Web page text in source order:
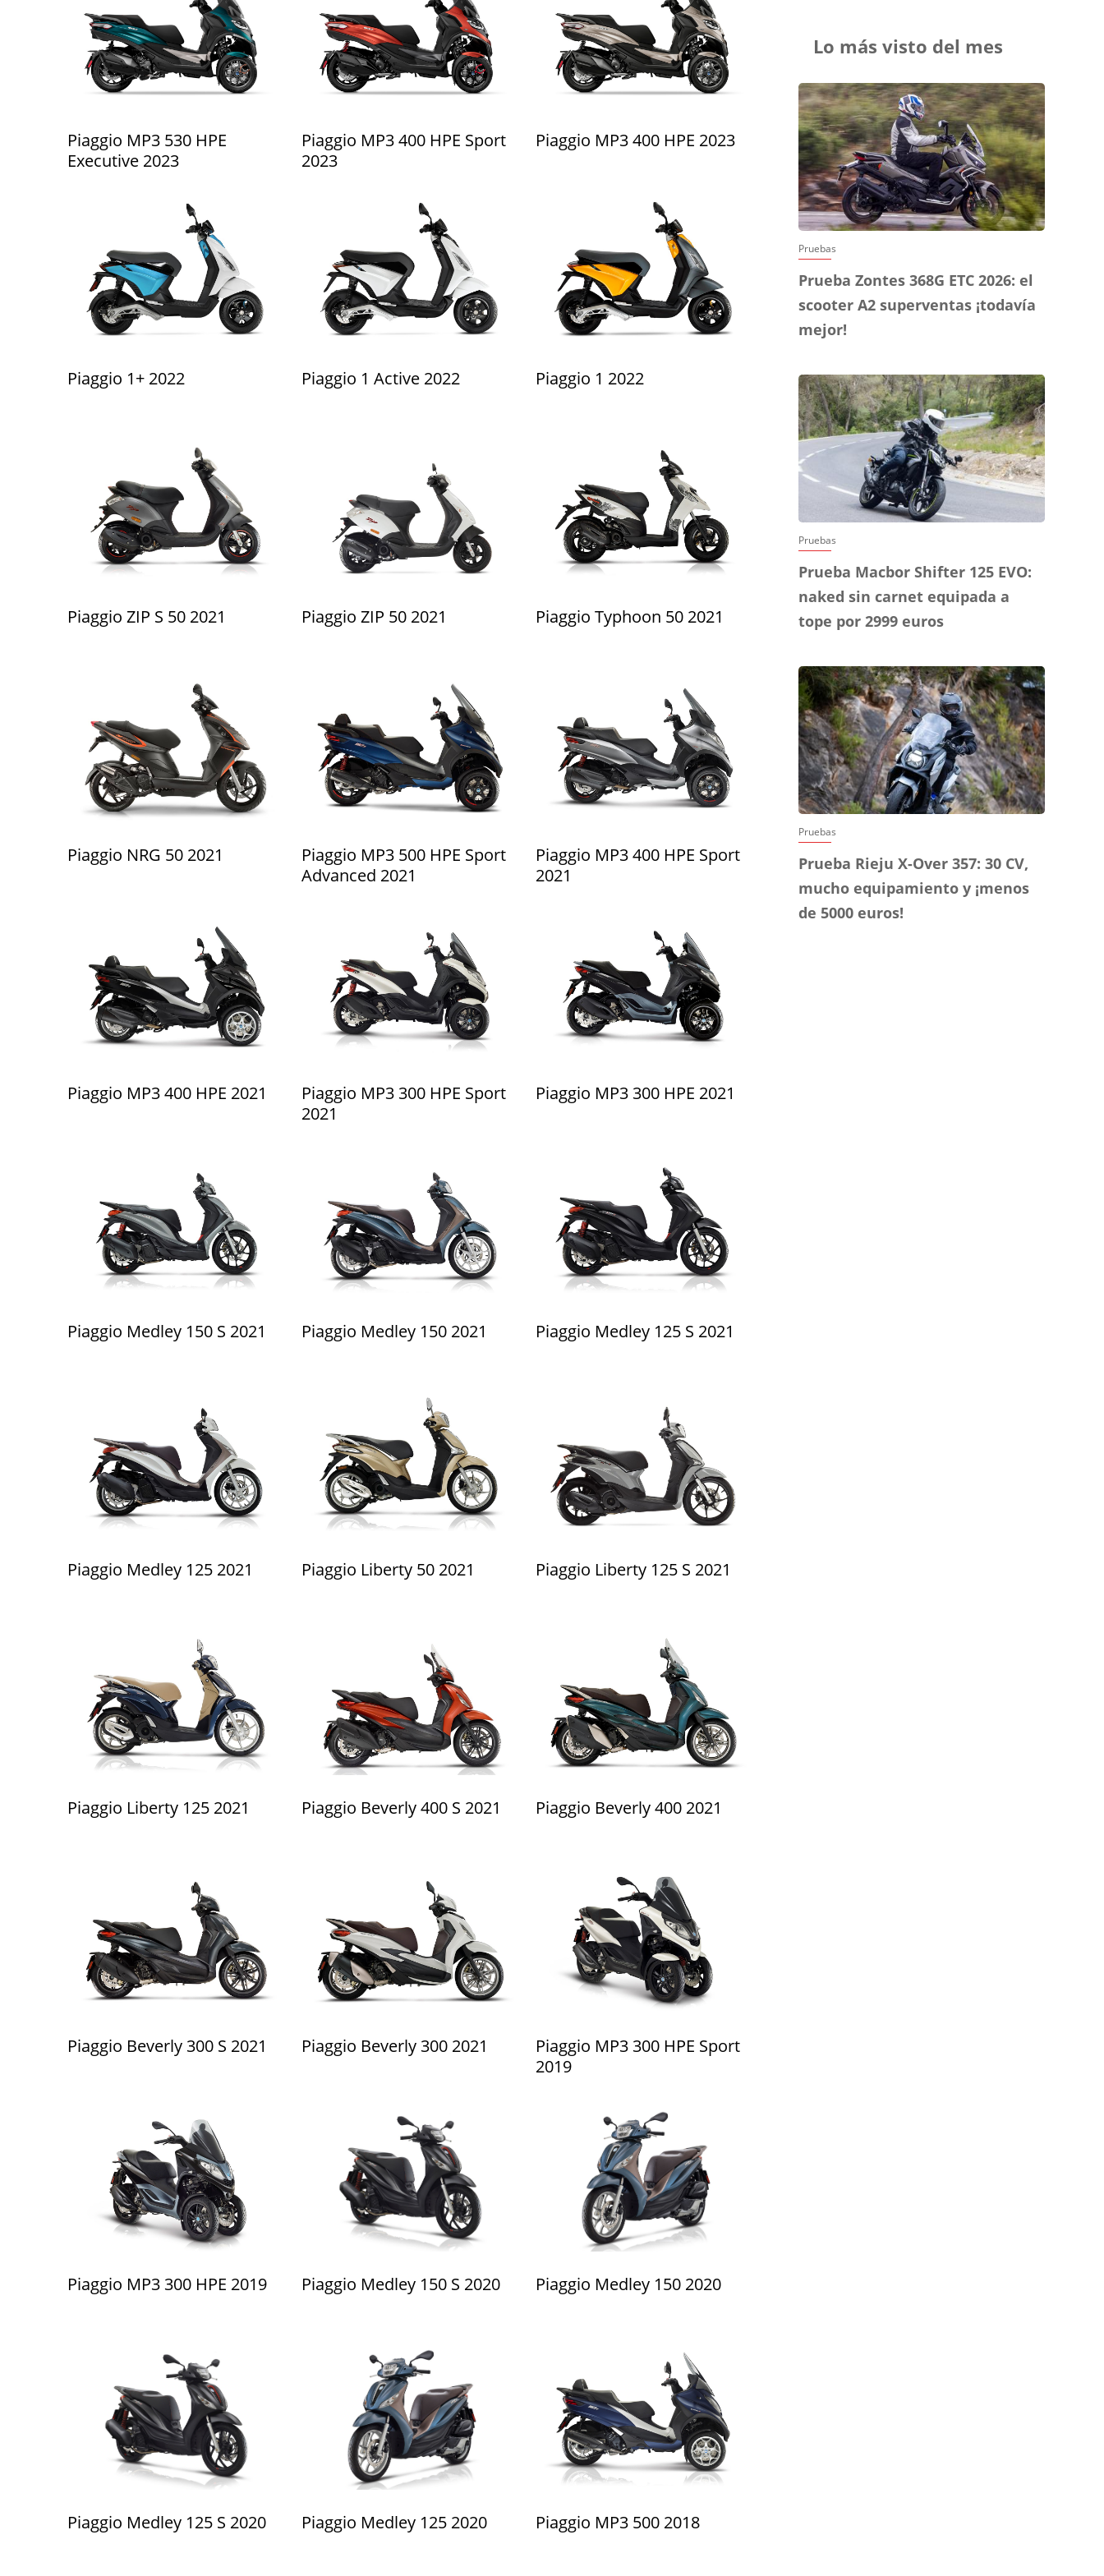
Piaggio MP3 530 HPE
Executive 2023
Piaggio MP3 400 HPE Sport
2023
Piaggio MP3 400 HPE 2023
Piaggio 1+ 2022 Piaggio 1 Active 2022 Piaggio 1 2022
Piaggio ZIP S 50 2021 Piaggio ZIP 50 2021 Piaggio Typhoon 50 2021
Piaggio NRG 50 2021
Piaggio MP3 500 HPE Sport
Advanced 2021
Piaggio MP3 400 HPE Sport
2021
Piaggio MP3 400 HPE 2021
Piaggio MP3 300 HPE Sport
2021
Piaggio MP3 300 HPE 2021
Piaggio Medley 150 S 2021 Piaggio Medley 150 2021 Piaggio Medley 125 S 2021
Piaggio Medley 125 2021 Piaggio Liberty 50 2021 Piaggio Liberty 125 S 2021
Piaggio Liberty 125 2021 Piaggio Beverly 400 S 2021 Piaggio Beverly 400 2021
Piaggio Beverly 300 S 2021 Piaggio Beverly 300 2021
Piaggio MP3 300 HPE Sport
2019
Piaggio MP3 300 HPE 2019 Piaggio Medley 150 S 2020 Piaggio Medley 150 2020
Piaggio Medley 125 S 2020 Piaggio Medley 125 2020 Piaggio MP3 500 2018
Lo más visto del mes
Pruebas
Prueba Zontes 368G ETC 2026: el
scooter A2 superventas ¡todavía
mejor!
Pruebas
Prueba Macbor Shifter 125 EVO:
naked sin carnet equipada a
tope por 2999 euros
Pruebas
Prueba Rieju X-Over 357: 30 CV,
mucho equipamiento y ¡menos
de 5000 euros!